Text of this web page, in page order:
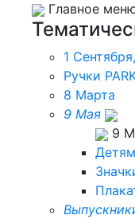
Главное
1
Ручки
8 Марта
9 Мая
9